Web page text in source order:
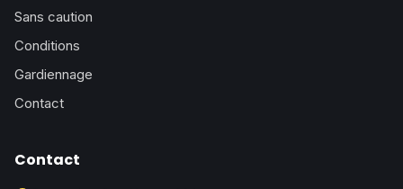
Sans caution
Conditions
Gardiennage
Contact
Contact